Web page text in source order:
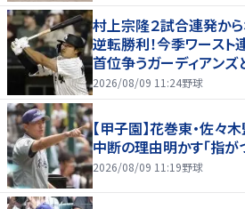
村上宗隆２試合連発から
逆転勝利！今季ワース
首位争うガーディアン
2026/08/09 11:24野球
【甲子園】花巻東・佐
中断の理由明かす「指が
2026/08/09 11:19野球